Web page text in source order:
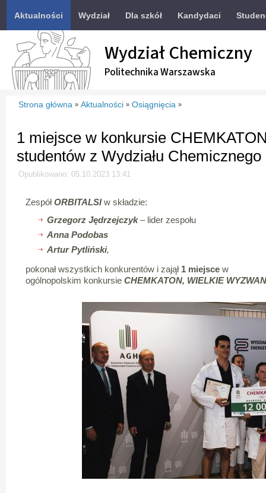
Aktualności Wydział Dla szkół Kandydaci
Wydział Chemiczny
Politechnika Warszawska
Strona główna » Aktualności » Osiągnięcia »
1 miejsce w konkursie
studentów z Wydziału Chemicznego
Opublikowano: 05.10.2023 13:41
ZespółORBITALSIw składzie:
Grzegorz Jędrzejczyk– lider zespołu
Anna Podobas
Artur Pytliński,
pokonał wszystkich konkurentów i zajął 1 miejscew
ogólnopolskim konkursie CHEMKATON, WIELKIE